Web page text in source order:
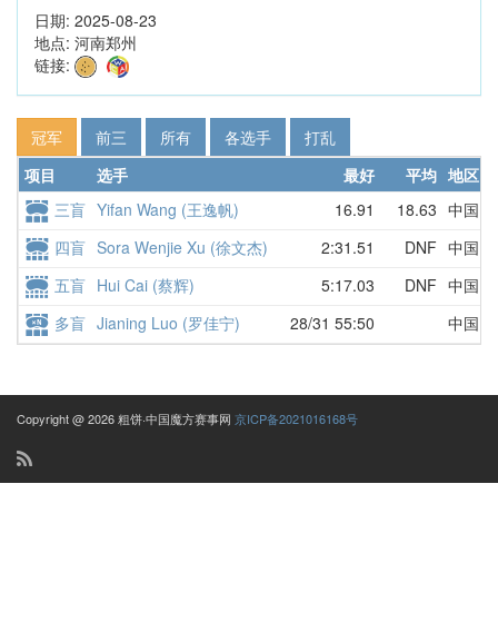
日期: 2025-08-23
地点: 河南郑州
链接:
冠军 前三 所有 各选手
打乱
项目
选手 最好 平均 地区
三盲 Yifan Wang (王逸帆) 16.91 18.63 中国
四盲 Sora Wenjie Xu (徐文杰) 2:31.51 DNF 中国
五盲 Hui Cai (蔡辉) 5:17.03 DNF 中国
多盲 Jianing Luo (罗佳宁) 28/31 55:50 中国
Copyright @ 2026 粗饼·中国魔方赛事网 京ICP备2021016168号